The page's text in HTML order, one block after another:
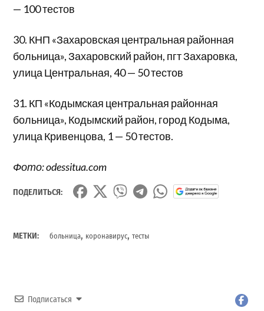
— 100 тестов
30. КНП «Захаровская центральная районная
больница», Захаровский район, пгт Захаровка,
улица Центральная, 40 — 50 тестов
31. КП «Кодымская центральная районная
больница», Кодымский район, город Кодыма,
улица Кривенцова, 1 — 50 тестов.
Фото: odessitua.com
ПОДЕЛИТЬСЯ:
МЕТКИ: больница, коронавирус,тесты
Подписаться